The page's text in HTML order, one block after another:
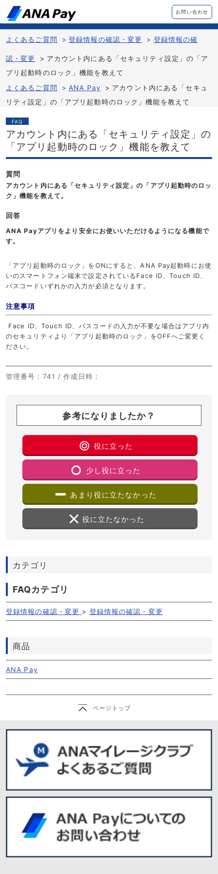
お問い合わせ
よくあるご質問 > 登録情報の確認・変更 > 登録情報の確
認・変更 > アカウント内にある「セキュリティ設定」の「ア
プリ起動時のロック」機能を教えて
よくあるご質問
> ANA Pay > アカウント内にある「セキュ
リティ設定」の「アプリ起動時のロック」機能を教えて
FAQ
アカウント内にある「セキュリティ設定」の
「アプリ起動時のロック」機能を教えて
質問
アカウント内にある「セキュリティ設定」の「アプリ起動時のロッ
ク」機能を教えて。
回答
ANA Payアプリをより安全にお使いいただけるようになる機能で
す。
「アプリ起動時のロック」をONにすると、ANA Pay起動時にお使
いのスマートフォン端末で設定されているFace ID、Touch ID、
パスコードいずれかの入力が必須となります。
注意事項
Face ID、Touch ID、パスコードの入力が不要な場合はアプリ内
のセキュリティより「アプリ起動時のロック」をOFFへご変更く
ださい。
管理番号 ：741 /作成日時 ：
参考になりましたか？
役に立った
少し役に立った
あまり役に立たなかった
役に立たなかった
カテゴリ
FAQカテゴリ
登録情報の確認・変更 > 登録情報の確認・変更
商品
ANA Pay
ページトップ